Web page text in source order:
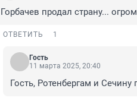
Горбачев продал страну...
ОТВЕТИТЬ 1
Гость
11 марта 2025, 20:40
Гость, Ротенбергам и